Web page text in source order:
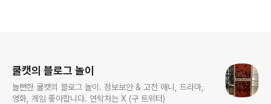
쿨캣의 블로그 놀이
놀뻔한 쿨캣의 블로그 놀이. 정보보안 & 고전 애니, 드라마,
영화, 게임 좋아합니다. 연락처는 X (구 트위터)